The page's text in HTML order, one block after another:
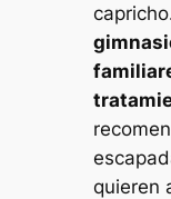
quieren